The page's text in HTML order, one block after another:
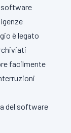
software
è legato
facilmente
del software